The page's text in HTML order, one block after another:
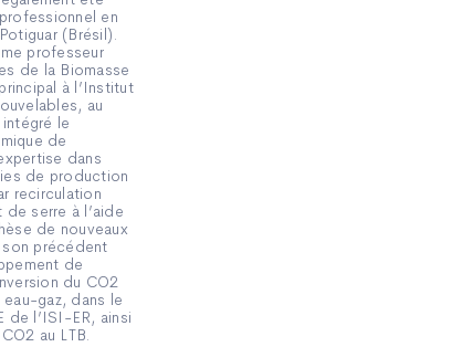
en
(Brésil).
professeur
de la Biomasse
à l’Institut
au
le
de
dans
de production
recirculation
serre à l’aide
de nouveaux
précédent
de
du CO2
gaz, dans le
de l’ISI-ER, ainsi
au LTB.